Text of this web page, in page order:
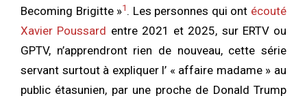
Becoming Brigitte »1 . Les personnes qui ont écouté
Xavier Poussard entre 2021 et 2025, sur ERTV ou
GPTV, n’apprendront rien de nouveau, cette série
servant surtout à expliquer l’ « affaire madame » au
public étasunien, par une proche de Donald Trump